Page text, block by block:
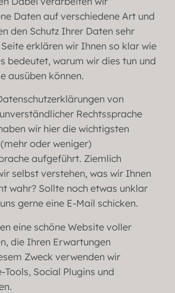
Daten auf verschiedene Art und
den Schutz Ihrer Daten sehr
erklären wir Ihnen so klar wie
bedeutet, warum wir dies tun und
ausüben können.
von
Rechtssprache
wir hier die wichtigsten
oder weniger)
aufgeführt. Ziemlich
selbst verstehen, was wir Ihnen
wahr? Sollte noch etwas unklar
gerne eine E-Mail schicken.
eine schöne Website voller
die Ihren Erwartungen
Zweck verwenden wir
Social Plugins und